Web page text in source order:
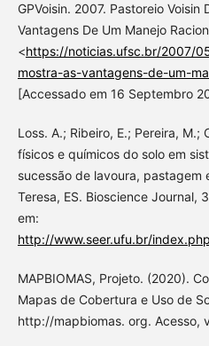
GPVoisin. 2007. Pastoreio Voisin
Vantagens De Um Manejo
<https://noticias.ufsc.br/2007/
mostra-as-vantagens-de-um-
[Accessado em 16 Septembro
Loss. A.; Ribeiro, E.; Pereira,
físicos e químicos do solo em
sucessão de lavoura, pastagem
Teresa, ES. Bioscience Journal,
em:
http://www.seer.ufu.br/
MAPBIOMAS, Projeto. (2020).
Mapas de Cobertura e Uso de
http://mapbiomas. org. Acesso,